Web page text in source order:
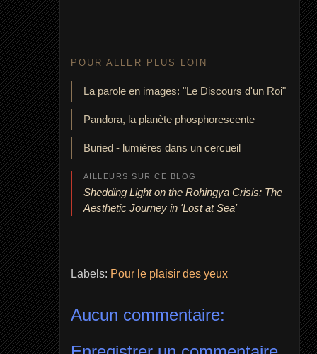
POUR ALLER PLUS LOIN
La parole en images: "Le Discours d'un Roi"
Pandora, la planète phosphorescente
Buried - lumières dans un cercueil
AILLEURS SUR CE BLOG
Shedding Light on the Rohingya Crisis: The
Aesthetic Journey in 'Lost at Sea'
Labels: Pour le plaisir des yeux
Aucun commentaire: